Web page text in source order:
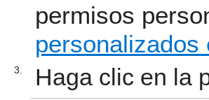
permisos
personalizados
3. Haga clic en la